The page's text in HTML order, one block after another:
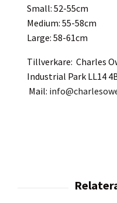
Small: 52-55cm
Medium: 55-58cm
Large: 58-61cm
Tillverkare: Charles
Industrial Park LL14
Mail: